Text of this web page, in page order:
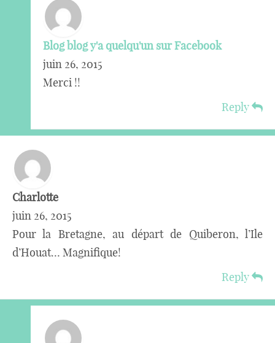
Blog blog y'a quelqu'un sur Facebook
juin 26, 2015
Merci !!
Reply
Charlotte
juin 26, 2015
Pour la Bretagne, au départ de Quiberon, l’Ile
d’Houat… Magnifique!
Reply